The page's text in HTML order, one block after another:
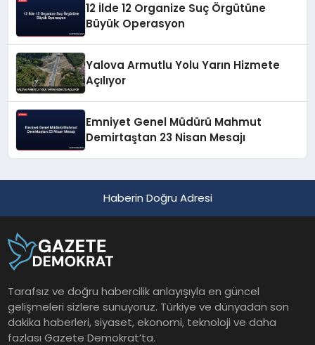
12 İlde 12 Organize Suç Örgütüne
Büyük Operasyon
Yalova Armutlu Yolu Yarın Hizmete
Açılıyor
Emniyet Genel Müdürü Mahmut
Demirtaştan 23 Nisan Mesajı
Haberin Doğru Adresi
Tarafsız ve doğru habercilik anlayışıyla en güncel
gelişmeleri sizlere sunuyoruz. Türkiye ve dünyadan son
dakika haberleri, siyaset, ekonomi, teknoloji ve daha
fazlası Gazete Demokrat’ta.